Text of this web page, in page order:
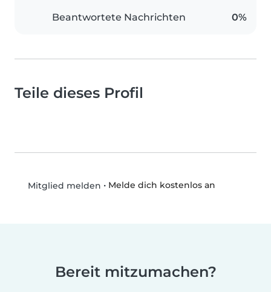
Beantwortete Nachrichten 0%
Teile dieses Profil
Mitglied melden • Melde dich kostenlos an
Bereit mitzumachen?